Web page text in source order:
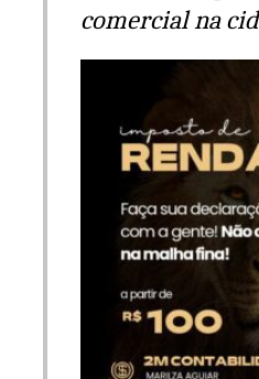
comercial na